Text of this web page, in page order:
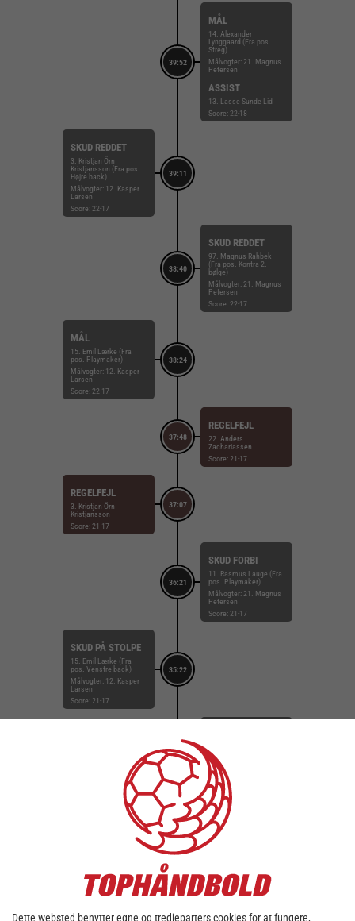
39:52
MÅL
14. Alexander
Lynggaard (Fra pos.
Streg)
Målvogter: 21. Magnus
Petersen
ASSIST
13. Lasse Sunde Lid
Score: 22-18
39:11
SKUD REDDET
3. Kristjan Örn
Kristjansson (Fra pos.
Højre back)
Målvogter: 12. Kasper
Larsen
Score: 22-17
38:40
SKUD REDDET
97. Magnus Rahbek
(Fra pos. Kontra 2.
bølge)
Målvogter: 21. Magnus
Petersen
Score: 22-17
38:24
MÅL
15. Emil Lærke (Fra
pos. Playmaker)
Målvogter: 12. Kasper
Larsen
Score: 22-17
37:48
REGELFEJL
22. Anders
Zachariassen
Score: 21-17
37:07
REGELFEJL
3. Kristjan Örn
Kristjansson
Score: 21-17
36:21
SKUD FORBI
11. Rasmus Lauge (Fra
pos. Playmaker)
Målvogter: 21. Magnus
Petersen
Score: 21-17
35:22
SKUD PÅ STOLPE
15. Emil Lærke (Fra
pos. Venstre back)
Målvogter: 12. Kasper
Larsen
Score: 21-17
34:40
pos. Gennembrud)
Målvogter: 21. Magnus
Petersen
Score: 21-17
Score: 21-16
Dette websted benytter egne og tredjeparters cookies for at fungere,